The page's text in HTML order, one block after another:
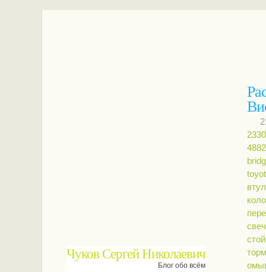
Чуков Сергей Николаевич
Блог обо всём